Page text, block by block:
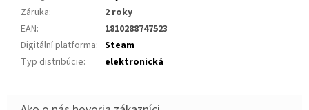
Záruka:
2 roky
EAN:
1810288747523
Digitální platforma: Steam
Typ distribúcie: elektronická